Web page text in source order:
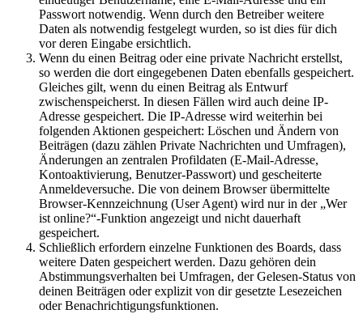
Passwort notwendig. Wenn durch den Betreiber weitere
Daten als notwendig festgelegt wurden, so ist dies für dich
vor deren Eingabe ersichtlich.
Wenn du einen Beitrag oder eine private Nachricht erstellst,
so werden die dort eingegebenen Daten ebenfalls gespeichert.
Gleiches gilt, wenn du einen Beitrag als Entwurf
zwischenspeicherst. In diesen Fällen wird auch deine IP-
Adresse gespeichert. Die IP-Adresse wird weiterhin bei
folgenden Aktionen gespeichert: Löschen und Ändern von
Beiträgen (dazu zählen Private Nachrichten und Umfragen),
Änderungen an zentralen Profildaten (E-Mail-Adresse,
Kontoaktivierung, Benutzer-Passwort) und gescheiterte
Anmeldeversuche. Die von deinem Browser übermittelte
Browser-Kennzeichnung (User Agent) wird nur in der „Wer
ist online?“-Funktion angezeigt und nicht dauerhaft
gespeichert.
Schließlich erfordern einzelne Funktionen des Boards, dass
weitere Daten gespeichert werden. Dazu gehören dein
Abstimmungsverhalten bei Umfragen, der Gelesen-Status von
deinen Beiträgen oder explizit von dir gesetzte Lesezeichen
oder Benachrichtigungsfunktionen.